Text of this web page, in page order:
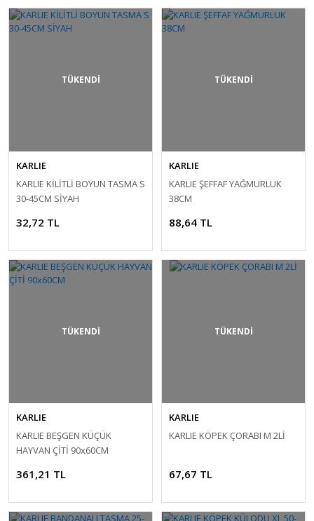
TÜKENDİ
KARLIE
KARLIE KİLİTLİ BOYUN TASMA S
30-45CM SİYAH
32,72 TL
TÜKENDİ
KARLIE
KARLIE ŞEFFAF YAĞMURLUK
38CM
88,64 TL
TÜKENDİ
KARLIE
KARLIE BEŞGEN KÜÇÜK
HAYVAN ÇİTİ 90x60CM
361,21 TL
TÜKENDİ
KARLIE
KARLIE KÖPEK ÇORABI M 2Lİ
67,67 TL